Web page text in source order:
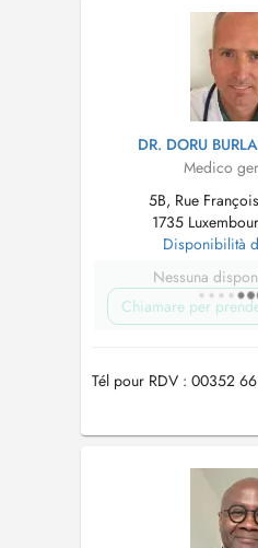
procedures, including
DR. DORU
Medico
5B, Rue
1735
Disponibilità
Nessuna
Chiamare per
Tél pour RDV : 00352